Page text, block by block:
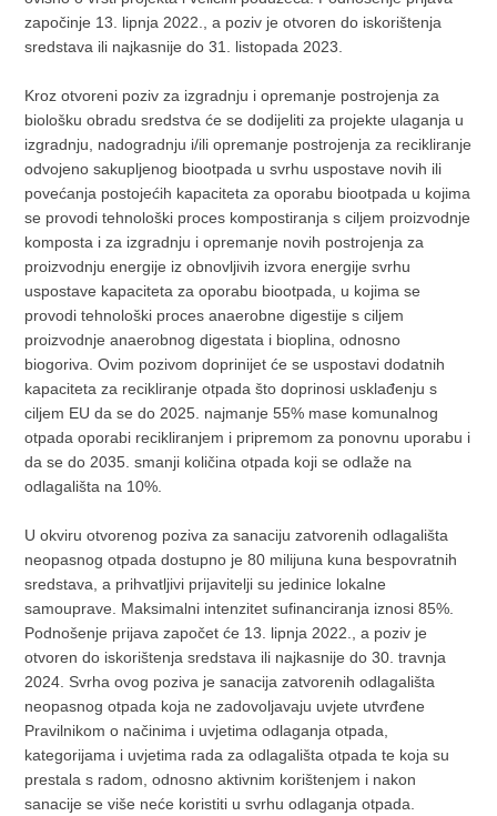
započinje 13. lipnja 2022., a poziv je otvoren do iskorištenja
sredstava ili najkasnije do 31. listopada 2023.
Kroz otvoreni poziv za izgradnju i opremanje postrojenja za
biološku obradu sredstva će se dodijeliti za projekte ulaganja u
izgradnju, nadogradnju i/ili opremanje postrojenja za recikliranje
odvojeno sakupljenog biootpada u svrhu uspostave novih ili
povećanja postojećih kapaciteta za oporabu biootpada u kojima
se provodi tehnološki proces kompostiranja s ciljem proizvodnje
komposta i za izgradnju i opremanje novih postrojenja za
proizvodnju energije iz obnovljivih izvora energije svrhu
uspostave kapaciteta za oporabu biootpada, u kojima se
provodi tehnološki proces anaerobne digestije s ciljem
proizvodnje anaerobnog digestata i bioplina, odnosno
biogoriva. Ovim pozivom doprinijet će se uspostavi dodatnih
kapaciteta za recikliranje otpada što doprinosi usklađenju s
ciljem EU da se do 2025. najmanje 55% mase komunalnog
otpada oporabi recikliranjem i pripremom za ponovnu uporabu i
da se do 2035. smanji količina otpada koji se odlaže na
odlagališta na 10%.
U okviru otvorenog poziva za sanaciju zatvorenih odlagališta
neopasnog otpada dostupno je 80 milijuna kuna bespovratnih
sredstava, a prihvatljivi prijavitelji su jedinice lokalne
samouprave. Maksimalni intenzitet sufinanciranja iznosi 85%.
Podnošenje prijava započet će 13. lipnja 2022., a poziv je
otvoren do iskorištenja sredstava ili najkasnije do 30. travnja
2024. Svrha ovog poziva je sanacija zatvorenih odlagališta
neopasnog otpada koja ne zadovoljavaju uvjete utvrđene
Pravilnikom o načinima i uvjetima odlaganja otpada,
kategorijama i uvjetima rada za odlagališta otpada te koja su
prestala s radom, odnosno aktivnim korištenjem i nakon
sanacije se više neće koristiti u svrhu odlaganja otpada.